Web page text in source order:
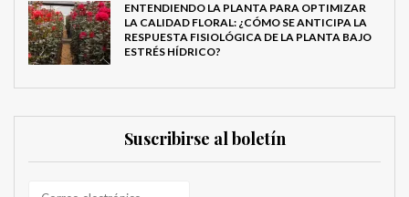
ENTENDIENDO LA PLANTA PARA OPTIMIZAR
LA CALIDAD FLORAL: ¿CÓMO SE ANTICIPA LA
RESPUESTA FISIOLÓGICA DE LA PLANTA BAJO
ESTRÉS HÍDRICO?
Suscribirse al boletín